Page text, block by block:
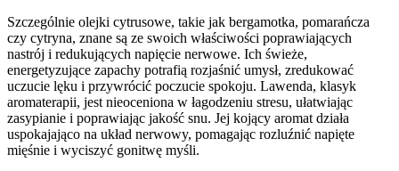
Szczególnie olejki cytrusowe, takie jak bergamotka, pomarańcza
czy cytryna, znane są ze swoich właściwości poprawiających
nastrój i redukujących napięcie nerwowe. Ich świeże,
energetyzujące zapachy potrafią rozjaśnić umysł, zredukować
uczucie lęku i przywrócić poczucie spokoju. Lawenda, klasyk
aromaterapii, jest nieoceniona w łagodzeniu stresu, ułatwiając
zasypianie i poprawiając jakość snu. Jej kojący aromat działa
uspokajająco na układ nerwowy, pomagając rozluźnić napięte
mięśnie i wyciszyć gonitwę myśli.